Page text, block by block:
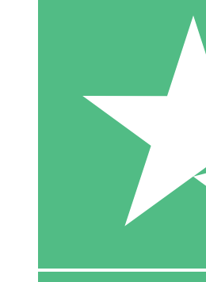
10
20 00